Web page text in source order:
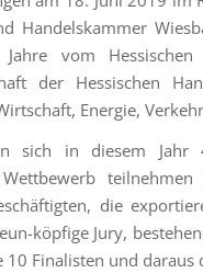
Handelskammer
vom Hessischen
der Hessischen
Energie,
sich in diesem Jahr
die
köpfige Jury,
10 Finalisten und